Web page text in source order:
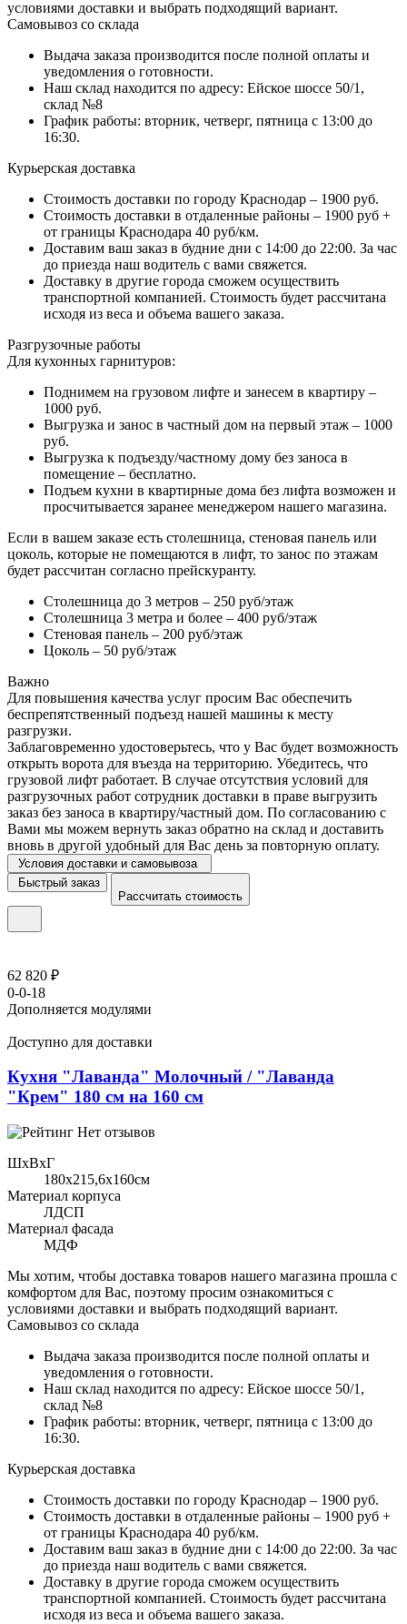
условиями доставки и выбрать подходящий вариант.
Самовывоз со склада
Выдача заказа производится после полной оплаты и
уведомления о готовности.
Наш склад находится по адресу: Ейское шоссе 50/1,
склад №8
График работы: вторник, четверг, пятница с 13:00 до
16:30.
Курьерская доставка
Стоимость доставки по городу Краснодар – 1900 руб.
Стоимость доставки в отдаленные районы – 1900 руб +
от границы Краснодара 40 руб/км.
Доставим ваш заказ в будние дни с 14:00 до 22:00. За час
до приезда наш водитель с вами свяжется.
Доставку в другие города сможем осуществить
транспортной компанией. Стоимость будет рассчитана
исходя из веса и объема вашего заказа.
Разгрузочные работы
Для кухонных гарнитуров:
Поднимем на грузовом лифте и занесем в квартиру –
1000 руб.
Выгрузка и занос в частный дом на первый этаж – 1000
руб.
Выгрузка к подъезду/частному дому без заноса в
помещение – бесплатно.
Подъем кухни в квартирные дома без лифта возможен и
просчитывается заранее менеджером нашего магазина.
Если в вашем заказе есть столешница, стеновая панель или
цоколь, которые не помещаются в лифт, то занос по этажам
будет рассчитан согласно прейскуранту.
Столешница до 3 метров – 250 руб/этаж
Столешница 3 метра и более – 400 руб/этаж
Стеновая панель – 200 руб/этаж
Цоколь – 50 руб/этаж
Важно
Для повышения качества услуг просим Вас обеспечить
беспрепятственный подъезд нашей машины к месту
разгрузки.
Заблаговременно удостоверьтесь, что у Вас будет возможность
открыть ворота для въезда на территорию. Убедитесь, что
грузовой лифт работает. В случае отсутствия условий для
разгрузочных работ сотрудник доставки в праве выгрузить
заказ без заноса в квартиру/частный дом. По согласованию с
Вами мы можем вернуть заказ обратно на склад и доставить
вновь в другой удобный для Вас день за повторную оплату.
Условия доставки и самовывоза
Быстрый заказ
Рассчитать стоимость
62 820 ₽
0-0-18
Дополняется модулями
Доступно для доставки
Кухня "Лаванда" Молочный / "Лаванда
"Крем" 180 см на 160 см
Нет отзывов
ШхВхГ
180x215,6х160см
Материал корпуса
ЛДСП
Материал фасада
МДФ
Мы хотим, чтобы доставка товаров нашего магазина прошла с
комфортом для Вас, поэтому просим ознакомиться с
условиями доставки и выбрать подходящий вариант.
Самовывоз со склада
Выдача заказа производится после полной оплаты и
уведомления о готовности.
Наш склад находится по адресу: Ейское шоссе 50/1,
склад №8
График работы: вторник, четверг, пятница с 13:00 до
16:30.
Курьерская доставка
Стоимость доставки по городу Краснодар – 1900 руб.
Стоимость доставки в отдаленные районы – 1900 руб +
от границы Краснодара 40 руб/км.
Доставим ваш заказ в будние дни с 14:00 до 22:00. За час
до приезда наш водитель с вами свяжется.
Доставку в другие города сможем осуществить
транспортной компанией. Стоимость будет рассчитана
исходя из веса и объема вашего заказа.